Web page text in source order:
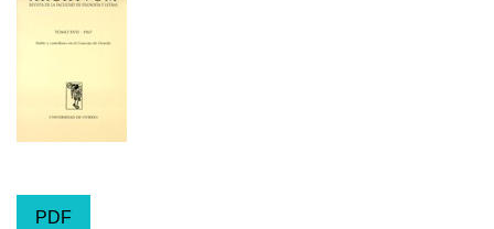
PDF